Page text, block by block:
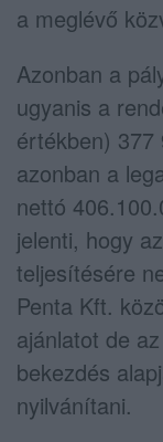
a meglévő
Azonban a
ugyanis a
értékben) 377
azonban a
nettó
jelenti, hogy
teljesítésére
Penta Kft.
ajánlatot de
bekezdés
nyilvánítani.